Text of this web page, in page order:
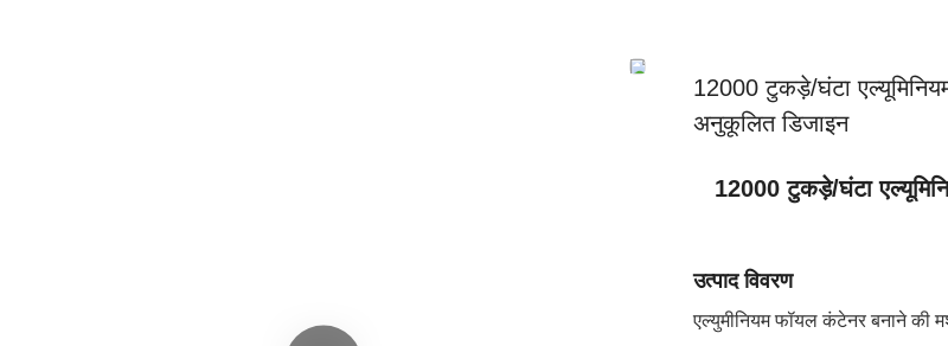
12000 टुकड़े/घंटा
अनुकूलित डिजाइन
12000 टुकड़े/घंटा
उत्पाद विवरण
एल्युमीनियम फॉयल कंटेनर बनाने की